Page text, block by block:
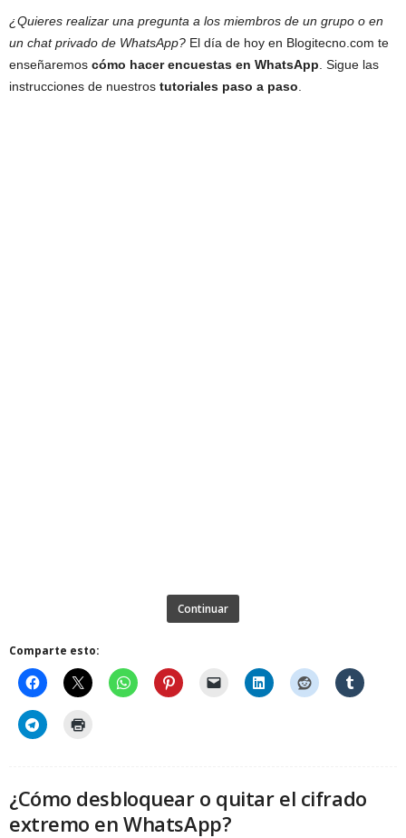
¿Quieres realizar una pregunta a los miembros de un grupo o en
un chat privado de WhatsApp? El día de hoy en Blogitecno.com te
enseñaremos cómo hacer encuestas en WhatsApp . Sigue las
instrucciones de nuestros tutoriales paso a paso
Continuar
Comparte esto:
¿Cómo desbloquear o quitar el cifrado
extremo en WhatsApp?